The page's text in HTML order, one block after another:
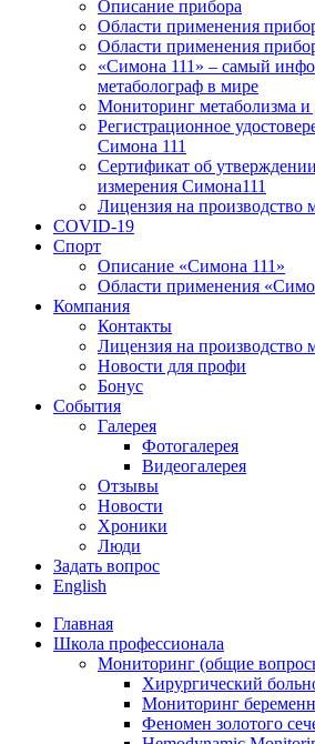
Описание прибора
Области применения
Области применения
«Симона 111» – самый
метаболограф в мире
Мониторинг метаболизма
Регистрационное
Симона 111
Сертификат об
измерения Симона111
Лицензия на производство
COVID-19
Спорт
Описание «Симона 111»
Области применения
Компания
Контакты
Лицензия на производство
Новости для профи
Бонус
События
Галерея
Фотогалерея
Видеогалерея
Отзывы
Новости
Хроники
Люди
Задать вопрос
English
Главная
Школа профессионала
Мониторинг (общие
Хирургический
Мониторинг
Феномен золотого